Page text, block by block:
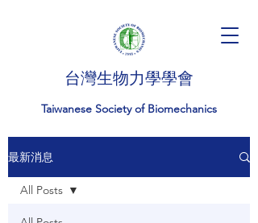
台灣生物力學學會
Taiwanese Society of Biomechanics
最新消息
All Posts